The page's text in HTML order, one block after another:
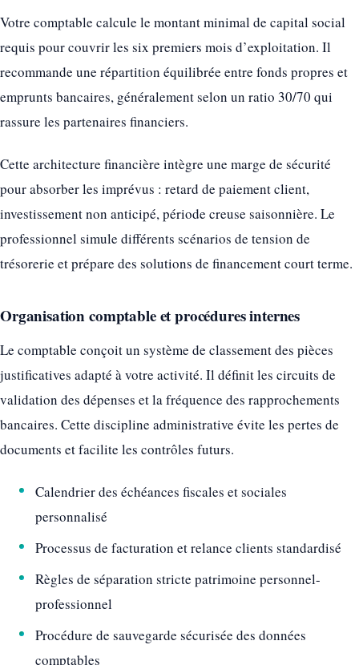
Votre comptable calcule le montant minimal de capital social
requis pour couvrir les six premiers mois d’exploitation. Il
recommande une répartition équilibrée entre fonds propres et
emprunts bancaires, généralement selon un ratio 30/70 qui
rassure les partenaires financiers.
Cette architecture financière intègre une marge de sécurité
pour absorber les imprévus : retard de paiement client,
investissement non anticipé, période creuse saisonnière. Le
professionnel simule différents scénarios de tension de
trésorerie et prépare des solutions de financement court terme.
Organisation comptable et procédures internes
Le comptable conçoit un système de classement des pièces
justificatives adapté à votre activité. Il définit les circuits de
validation des dépenses et la fréquence des rapprochements
bancaires. Cette discipline administrative évite les pertes de
documents et facilite les contrôles futurs.
Calendrier des échéances fiscales et sociales
personnalisé
Processus de facturation et relance clients standardisé
Règles de séparation stricte patrimoine personnel-
professionnel
Procédure de sauvegarde sécurisée des données
comptables